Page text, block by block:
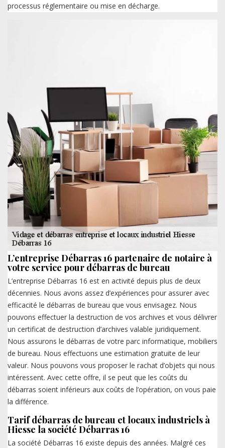
processus réglementaire ou mise en décharge.
L’entreprise Débarras 16 partenaire de notaire à
votre service pour débarras de bureau
L’entreprise Débarras 16 est en activité depuis plus de deux
décennies. Nous avons assez d’expériences pour assurer avec
efficacité le débarras de bureau que vous envisagez. Nous
pouvons effectuer la destruction de vos archives et vous délivrer
un certificat de destruction d’archives valable juridiquement.
Nous assurons le débarras de votre parc informatique, mobiliers
de bureau. Nous effectuons une estimation gratuite de leur
valeur. Nous pouvons vous proposer le rachat d’objets qui nous
intéressent. Avec cette offre, il se peut que les coûts du
débarras soient inférieurs aux coûts de l’opération, on vous paie
la différence.
Tarif débarras de bureau et locaux industriels à
Hiesse la société Débarras 16
La société Débarras 16 existe depuis des années. Malgré ces